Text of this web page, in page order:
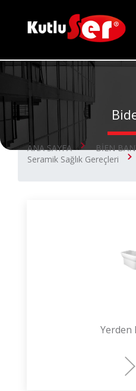
ANA SAYFA
BİEN
Seramik Sağlık Gereçleri
Yerden